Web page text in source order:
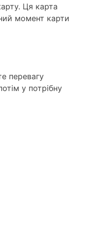
Ця карта
момент карти
перевагу
у потрібну